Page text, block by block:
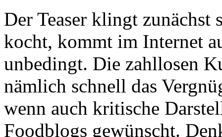
Der Teaser klingt zunächst
kocht, kommt im Internet
unbedingt. Die zahllosen
nämlich schnell das
wenn auch kritische
Foodblogs gewünscht.